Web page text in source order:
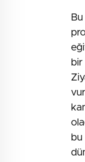
bir
bu